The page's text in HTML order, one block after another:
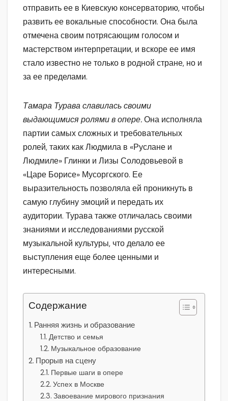
отправить ее в Киевскую консерваторию, чтобы
развить ее вокальные способности. Она была
отмечена своим потрясающим голосом и
мастерством интерпретации, и вскоре ее имя
стало известно не только в родной стране, но и
за ее пределами.
Тамара Турава славилась своими
выдающимися ролями в опере.Она исполняла
партии самых сложных и требовательных
ролей, таких как Людмила в «Руслане и
Людмиле» Глинки и Лизы Солодовьевой в
«Царе Борисе» Мусоргского. Ее
выразительность позволяла ей проникнуть в
самую глубину эмоций и передать их
аудитории. Турава также отличалась своими
знаниями и исследованиями русской
музыкальной культуры, что делало ее
выступления еще более ценными и
интересными.
Содержание
Ранняя жизнь и образование
Детство и семья
Музыкальное образование
Прорыв на сцену
Первые шаги в опере
Успех в Москве
Завоевание мирового признания